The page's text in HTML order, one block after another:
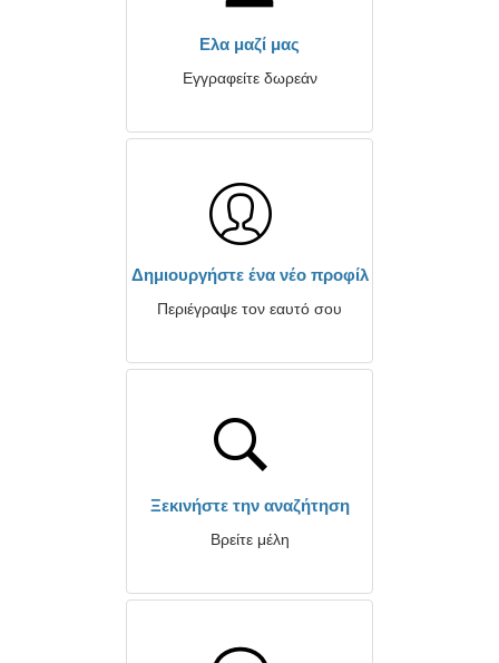
Ελα μαζί μας
Εγγραφείτε δωρεάν
Δημιουργήστε ένα νέο προφίλ
Περιέγραψε τον εαυτό σου
Ξεκινήστε την αναζήτηση
Βρείτε μέλη